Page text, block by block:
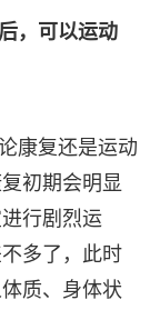
，可以运动
康复还是运动
初期会明显
行剧烈运
多了，此时
质、身体状